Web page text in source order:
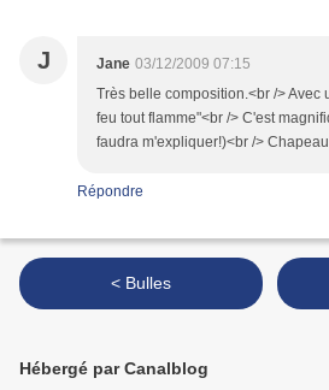
J Jane 03/12/2009 07:15
Très belle composition.<br /> Avec
feu tout flamme"<br /> C'est
faudra m'expliquer!)<br />
Répondre
< Bulles
Hébergé par Canalblog